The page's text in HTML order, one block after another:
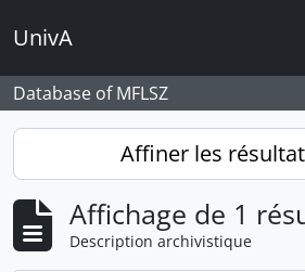
UnivA
Database of MFLSZ
Affiner les
Affichage de 1
Description archivistique